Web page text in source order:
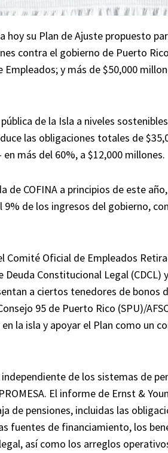
hoy su Plan de Ajuste propuesto
contra el gobierno de Puerto
y más de $50,000
de la Isla a niveles
las obligaciones totales de
más del 60%, a $12,000 millones.
COFINA a principios de este
de los ingresos del gobierno,
Comité Oficial de Empleados
Constitucional Legal (CDCL)
a ciertos tenedores de bonos
95 de Puerto Rico (SPU)/
la isla y apoyar el Plan como un
de los sistemas de
El informe de Ernst &
de pensiones, incluidas las
fuentes de financiamiento, los
así como los arreglos